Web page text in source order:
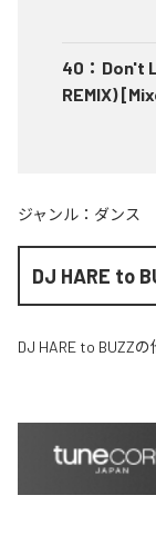
40 ： Don't
REMIX)
ジャンル： ダンス
DJ HARE to
DJ HARE to BUZZの